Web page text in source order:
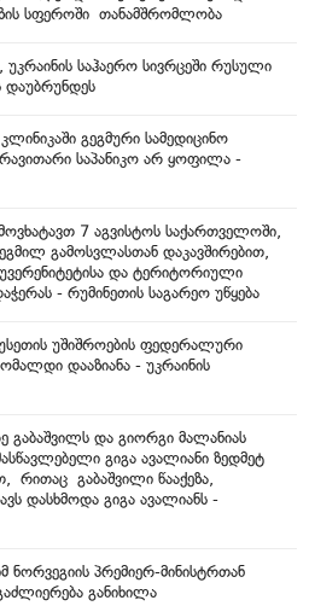
სფეროში თანამშრომლობა
საჰაერო სივრცეში რუსული
დაუბრუნდეს
გეგმური სამედიცინო
საპანიკო არ ყოფილა -
7 აგვისტოს საქართველოში,
გამოსვლასთან დაკავშირებით,
და ტერიტორიული
- რუმინეთის საგარეო უწყება
უშიშროების ფედერალური
დააზიანა - უკრაინის
გაბაშვილს და გიორგი მალანიას
გიგა ავალიანი ზედმეტ
რითაც გაბაშვილი წააქეზა,
დასხმოდა გიგა ავალიანს -
პრემიერ-მინისტრთან
განიხილა